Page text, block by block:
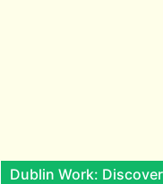
Dublin Work: